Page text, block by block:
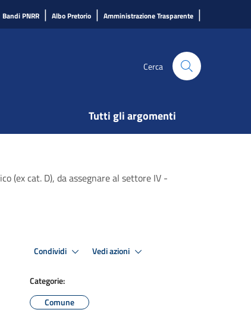
Bandi PNRR | Albo Pretorio | Amministrazione Trasparente |
Cerca
Tutti gli argomenti
(ex cat. D), da assegnare al settore IV -
Condividi Vedi azioni
Categorie:
Comune